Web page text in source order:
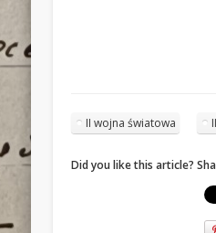
II wojna światowa
Did you like this article?